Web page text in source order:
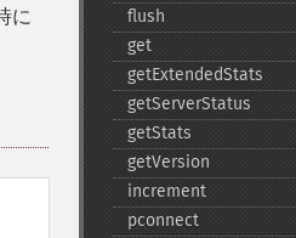
に
flush
get
getExtendedStats
getServerStatus
getStats
getVersion
increment
pconnect